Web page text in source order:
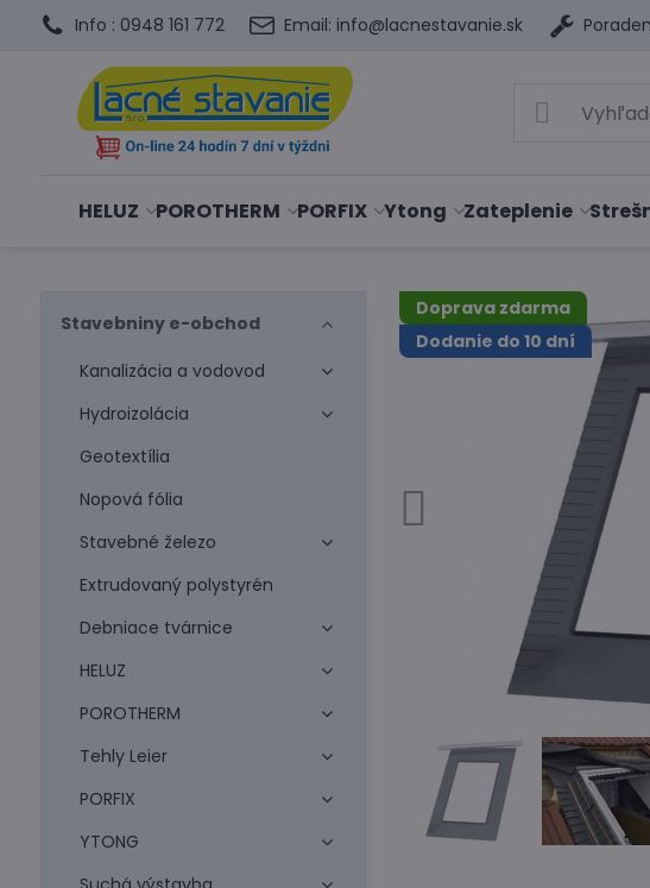
Info : 0948 161 772 Email: info@lacnestavanie.sk
HELUZ POROTHERM PORFIX Ytong Zateplenie
Doprava zdarma
Dodanie do 10 dní
Stavebniny e-obchod
Kanalizácia a vodovod
Hydroizolácia
Geotextília
Nopová fólia
Stavebné železo
Extrudovaný polystyrén
Debniace tvárnice
HELUZ
POROTHERM
Tehly Leier
PORFIX
YTONG